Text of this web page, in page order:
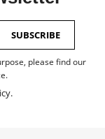
please find our
.